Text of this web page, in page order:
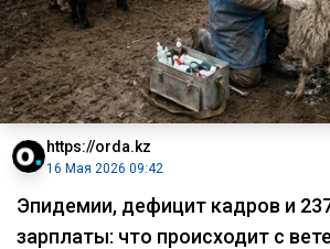
https://orda.kz
16 Мая 2026 09:42
Эпидемии, дефицит кадров и
зарплаты: что происходит с